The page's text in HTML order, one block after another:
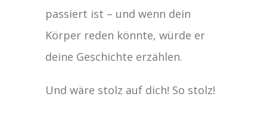
passiert ist – und wenn dein
Körper reden könnte, würde er
deine Geschichte erzählen.
Und wäre stolz auf dich! So stolz!